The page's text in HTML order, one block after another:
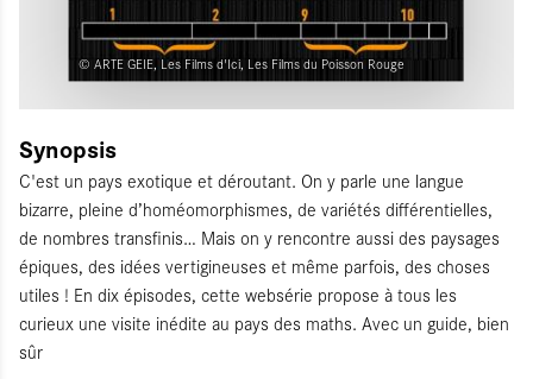
© ARTE GEIE, Les Films d'Ici, Les Films du Poisson Rouge
Synopsis
C'est un pays exotique et déroutant. On y parle une langue
bizarre, pleine d’homéomorphismes, de variétés différentielles,
de nombres transfinis… Mais on y rencontre aussi des paysages
épiques, des idées vertigineuses et même parfois, des choses
utiles ! En dix épisodes, cette websérie propose à tous les
curieux une visite inédite au pays des maths. Avec un guide, bien
sûr